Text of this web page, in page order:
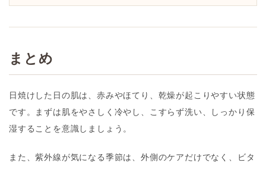
まとめ
日焼けした日の肌は、赤みやほてり、乾燥が起こりやすい状態
です。まずは肌をやさしく冷やし、こすらず洗い、しっかり保
湿することを意識しましょう。
また、紫外線が気になる季節は、外側のケアだけでなく、ビタ